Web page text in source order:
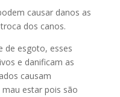
causar danos as
dos canos.
de esgoto, esses
e danificam as
causam
estar pois são